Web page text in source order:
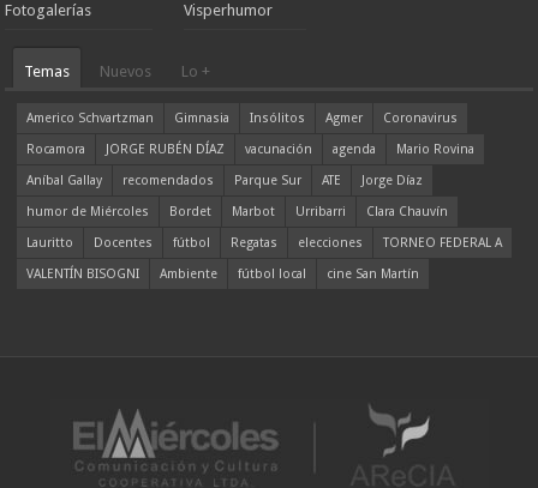
Fotogalerías Visperhumor
Temas Nuevos Lo +
Americo Schvartzman Gimnasia Insólitos Agmer
Coronavirus
Rocamora
JORGE RUBÉN DÍAZ vacunación agenda
Mario Rovina
Aníbal Gallay
recomendados Parque Sur ATE
Jorge Díaz
humor de Miércoles
Bordet Marbot Urribarri
Clara Chauvín
Lauritto
Docentes fútbol Regatas elecciones
TORNEO FEDERAL A
VALENTÍN BISOGNI
Ambiente fútbol local cine San Martín